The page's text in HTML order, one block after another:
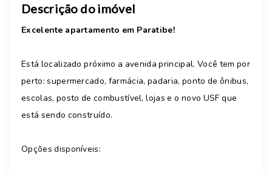
Descrição do imóvel
Excelente apartamento em Paratibe!
Está localizado próximo a avenida principal. Você tem por
perto: supermercado, farmácia, padaria, ponto de ônibus,
escolas, posto de combustível, lojas e o novo USF que
está sendo construído.
Opções disponíveis: